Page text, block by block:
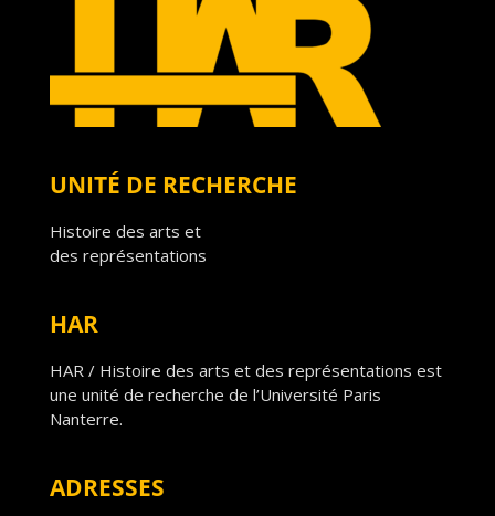
UNITÉ DE RECHERCHE
Histoire des arts et
des représentations
HAR
HAR / Histoire des arts et des représentations est
une unité de recherche de l’Université Paris
Nanterre.
ADRESSES